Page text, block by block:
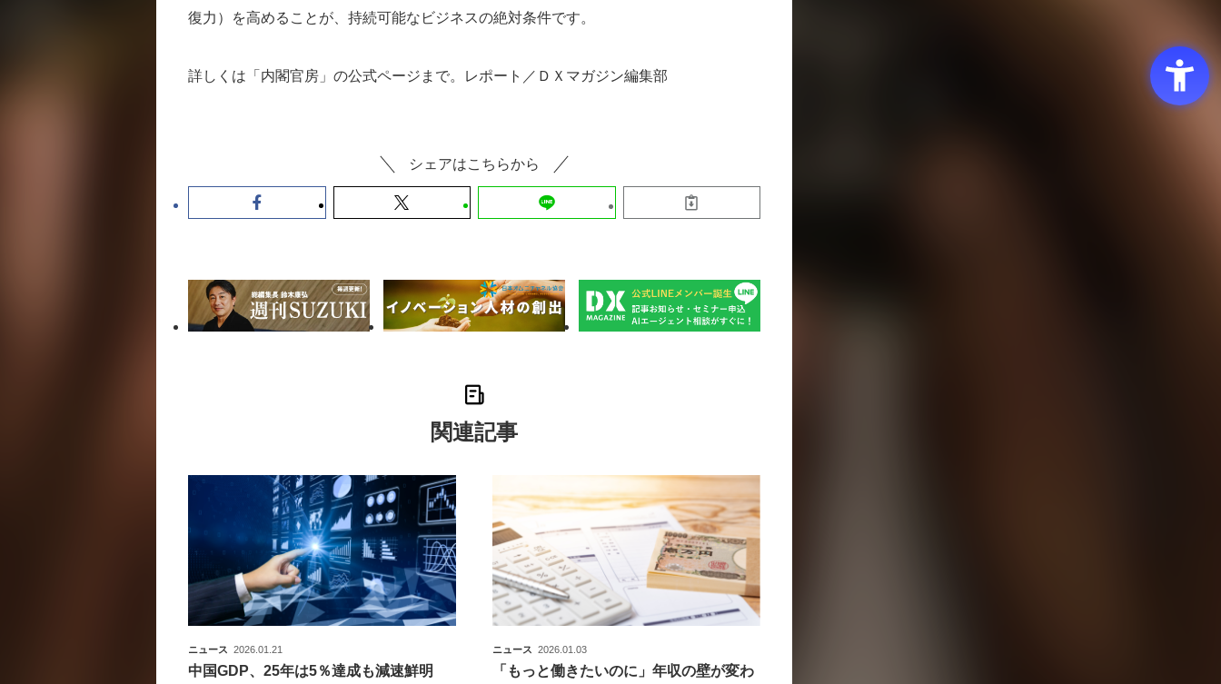
復力）を高めることが、持続可能なビジネスの絶対条件です。
詳しくは「内閣官房」の公式ページまで。レポート／ＤＸマガジン編集部
シェアはこちらから
関連記事
ニュース 2026.01.21
中国GDP、25年は5％達成も減速鮮明
ニュース 2026.01.03
「もっと働きたいのに」年収の壁が変わ